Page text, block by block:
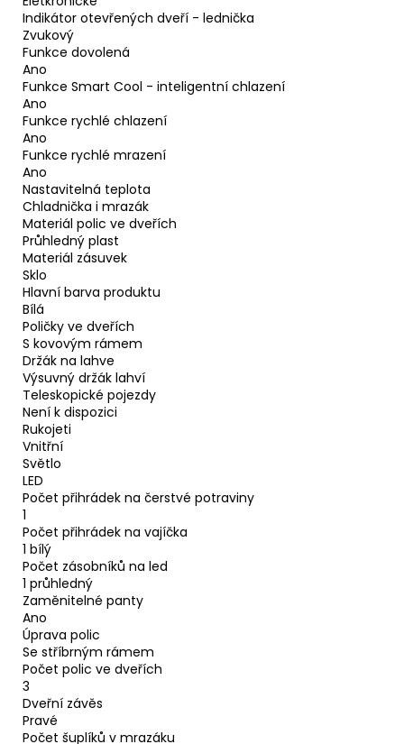
Indikátor otevřených dveří - lednička
Zvukový
Funkce dovolená
Ano
Funkce Smart Cool - inteligentní chlazení
Ano
Funkce rychlé chlazení
Ano
Funkce rychlé mrazení
Ano
Nastavitelná teplota
Chladnička i mrazák
Materiál polic ve dveřích
Průhledný plast
Materiál zásuvek
Sklo
Hlavní barva produktu
Bílá
Poličky ve dveřích
S kovovým rámem
Držák na lahve
Výsuvný držák lahví
Teleskopické pojezdy
Není k dispozici
Rukojeti
Vnitřní
Světlo
LED
Počet přihrádek na čerstvé potraviny
1
Počet přihrádek na vajíčka
1 bílý
Počet zásobníků na led
1 průhledný
Zaměnitelné panty
Ano
Úprava polic
Se stříbrným rámem
Počet polic ve dveřích
3
Dveřní závěs
Pravé
Počet šuplíků v mrazáku